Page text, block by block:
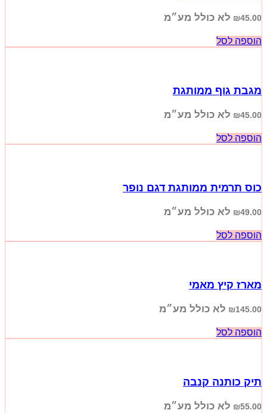
₪45.00 לא כולל מע״מ
הוספה לסל
מגבת גוף ממותגת
₪45.00 לא כולל מע״מ
הוספה לסל
כוס תרמית ממותגת דגם נופר
₪49.00 לא כולל מע״מ
הוספה לסל
מארז קיץ מאמי
₪145.00 לא כולל מע״מ
הוספה לסל
תיק כותנה קנבה
₪55.00 לא כולל מע״מ